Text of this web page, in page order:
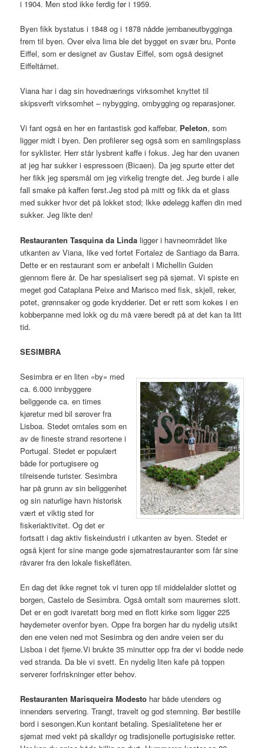
i 1904. Men stod ikke ferdig før i 1959.
Byen fikk bystatus i 1848 og i 1878 nådde jernbaneutbygginga
frem til byen. Over elva lima ble det bygget en svær bru, Ponte
Eiffel, som er designet av Gustav Eiffel, som også designet
Eiffeltårnet.
Viana har i dag sin hovednærings virksomhet knyttet til
skipsverft virksomhet – nybygging, ombygging og reparasjoner.
Vi fant også en her en fantastisk god kaffebar, Peleton, som
ligger midt i byen. Den profilerer seg også som en samlingsplass
for syklister. Herr står lysbrent kaffe i fokus. Jeg har den uvanen
at jeg har sukker i espressoen (Bicaen). Da jeg spurte etter det
her fikk jeg spørsmål om jeg virkelig trengte det. Jeg burde i alle
fall smake på kaffen først.Jeg stod på mitt og fikk da et glass
med sukker hvor det på lokket stod; Ikke ødelegg kaffen din med
sukker. Jeg likte den!
Restauranten Tasquina da Linda ligger i havneområdet like
utkanten av Viana, like ved fortet Fortalez de Santiago da Barra.
Dette er en restaurant som er anbefalt i Michellin Guiden
gjennom flere år. De har spesialisert seg på sjømat. Vi spiste en
meget god Cataplana Peixe and Marisco med fisk, skjell, reker,
potet, grønnsaker og gode krydderier. Det er rett som kokes i en
kobberpanne med lokk og du må være beredt på at det kan ta litt
tid.
SESIMBRA
Sesimbra er en liten «by» med
ca. 6.000 innbyggere
beliggende ca. en times
kjøretur med bil sørover fra
Lisboa. Stedet omtales som en
av de fineste strand resortene i
Portugal. Stedet er populært
både for portugisere og
tilreisende turister. Sesimbra
har på grunn av sin beliggenhet
og sin naturlige havn historisk
vært et viktig sted for
fiskeriaktivitet. Og det er
fortsatt i dag aktiv fiskeindustri i utkanten av byen. Stedet er
også kjent for sine mange gode sjømatrestauranter som får sine
råvarer fra den lokale fiskeflåten.
En dag det ikke regnet tok vi turen opp til middelalder slottet og
borgen, Castelo de Sesimbra. Også omtalt som maurernes slott.
Det er en godt ivaretatt borg med en flott kirke som ligger 225
høydemeter ovenfor byen. Oppe fra borgen har du nydelig utsikt
den ene veien ned mot Sesimbra og den andre veien ser du
Lisboa i det fjerne.Vi brukte 35 minutter opp fra der vi bodde nede
ved stranda. Da ble vi svett. En nydelig liten kafe på toppen
serverer forfriskninger etter behov.
Restauranten Marisqueira Modesto har både utendørs og
innendørs servering. Trangt, travelt og god stemning. Bør bestille
bord i sesongen.Kun kontant betaling. Spesialitetene her er
sjømat med vekt på skalldyr og tradisjonelle portugisiske retter.